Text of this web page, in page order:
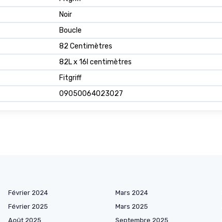
Noir
Boucle
82 Centimètres
82L x 16l centimètres
Fitgriff
09050064023027
Février 2024 Mars 2024
Février 2025 Mars 2025
Août 2025 Septembre 2025